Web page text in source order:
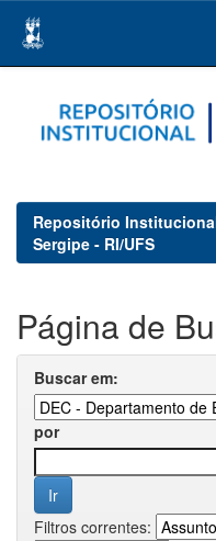
navigation
Repositório
Sergipe - RI/UFS
Página de
Buscar em:
por
Filtros correntes: